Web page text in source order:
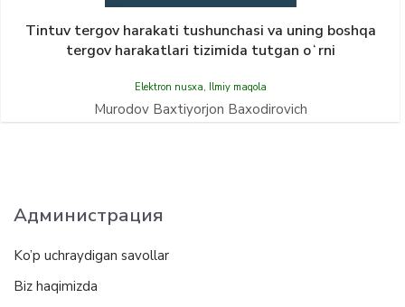
Tintuv tergov harakati tushunchasi va uning boshqa
tergov harakatlari tizimida tutgan oʻrni
Elektron nusxa, Ilmiy maqola
Murodov Baxtiyorjon Baxodirovich
Администрация
Ko’p uchraydigan savollar
Biz haqimizda